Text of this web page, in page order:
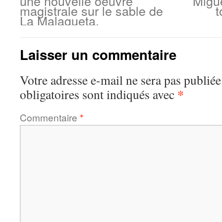
magistrale sur le sable de
La Malagueta.
Laisser un commentaire
Votre adresse e-mail ne sera pas
obligatoires sont indiqués avec *
Commentaire *